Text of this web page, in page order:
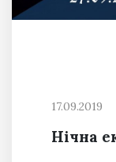
17.09.2019
Нічна